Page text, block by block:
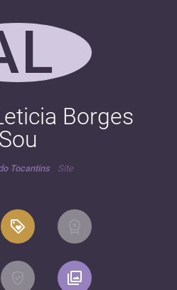
Borges
Sou
Tocantins Site